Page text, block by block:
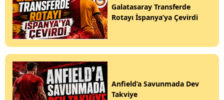
Galatasaray Transferde
Rotayı İspanya’ya Çevirdi
Anfield’a Savunmada Dev
Takviye